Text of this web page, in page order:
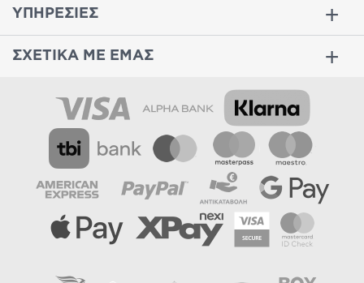
ΥΠΗΡΕΣΙΕΣ
ΣΧΕΤΙΚΑ ΜΕ ΕΜΑΣ